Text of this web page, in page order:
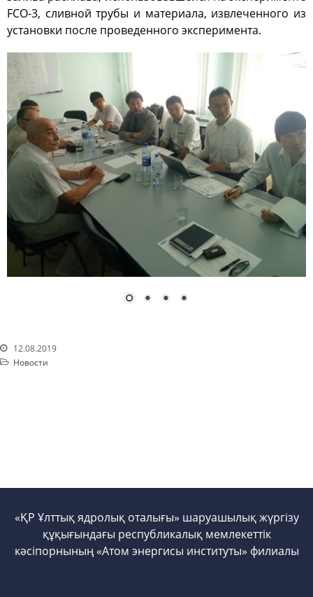
Фотоальбом
Қызметтер
Қысымдағы ыдыстар
Қауiпсiздiк сараптамасы
Құжаттаманы әзірлеу
ЯМ, ИСК, РЗ, РАҚ
тасымалдау
ЯМ, ИСК, РЗ, РАҚ сақтау
Радиациялық бақылау
Қатерсіздендіру
Сәулет, қала құрылысы
және құрылыс саласындағы
қызмет
Атом энергиясын
FCO-3, сливной трубы и материала, извлеченного из
установки после проведенного эксперимента.
12.08.2019
Новости
«ҚР Ұлттық ядролық оталығы» шаруашылық жүргізу
құқығындағы республикалық мемлекеттік
кәсіпорнының «Атом энергисы институты» филиалы